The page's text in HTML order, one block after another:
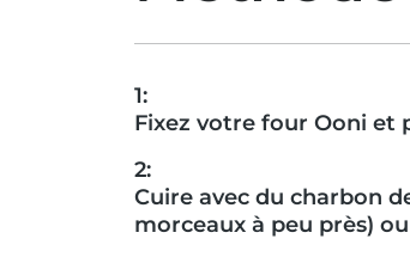
1:
Fixez votre four Ooni et
2:
Cuire avec du charbon
morceaux à peu près)